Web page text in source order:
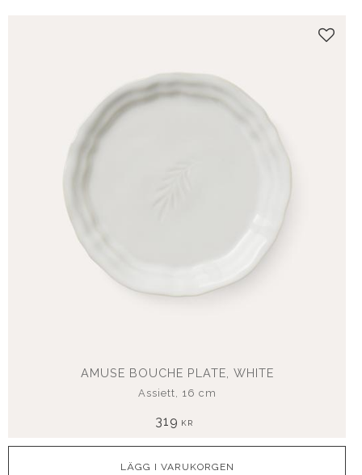
AMUSE BOUCHE PLATE, WHITE
Assiett, 16 cm
319 KR